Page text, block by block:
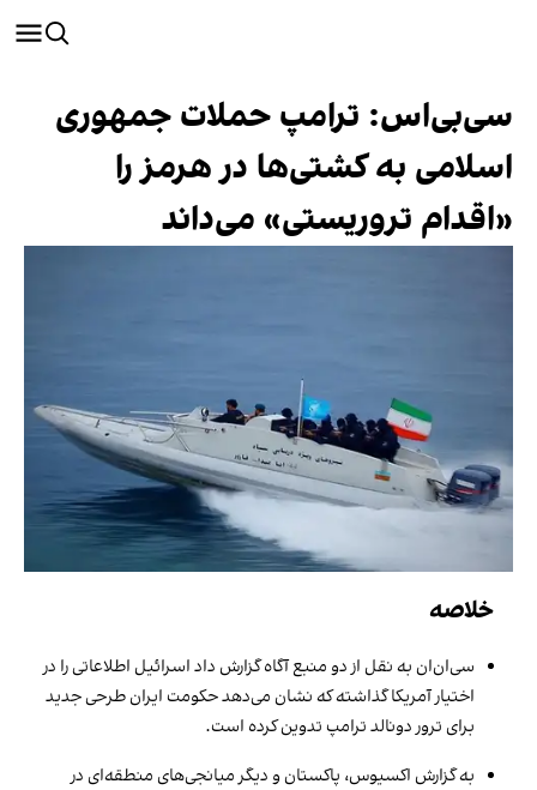
سی‌بی‌اس: ترامپ حملات جمهوری
اسلامی به کشتی‌ها در هرمز را
«اقدام تروریستی» می‌داند
خلاصه
سی‌ان‌ان به نقل از دو منبع آگاه گزارش داد اسرائیل اطلاعاتی را در
اختیار آمریکا گذاشته که نشان می‌دهد حکومت ایران طرحی جدید
برای ترور دونالد ترامپ تدوین کرده است.
به گزارش اکسیوس، پاکستان و دیگر میانجی‌های منطقه‌ای در